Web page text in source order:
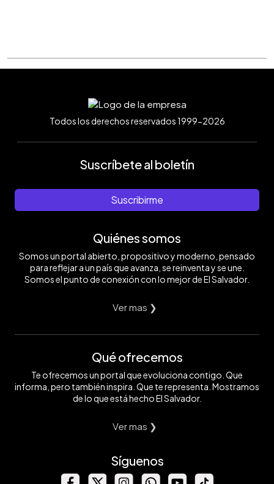
Todos los derechos reservados 1999-2026
Suscríbete al boletín
Suscribirme
Quiénes somos
Somos un portal abierto, propositivo y moderno, pensado
para reflejar a un país que avanza, se reinventa y se une.
Somos el punto de conexión con lo mejor de El Salvador.
Ver mas ❯
Qué ofrecemos
Te ofrecemos un portal que evoluciona contigo. Que
informa, pero también inspira. Que te representa. Mostramos
de lo que está hecho El Salvador.
Ver mas ❯
Síguenos